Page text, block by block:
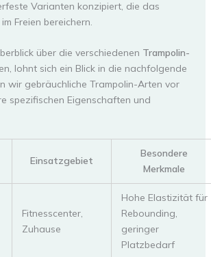
Varianten konzipiert, die das
Freien bereichern.
über die verschiedenen Trampolin-
lohnt sich ein Blick in die nachfolgende
wir gebräuchliche Trampolin-Arten vor
spezifischen Eigenschaften und
Einsatzgebiet
Besondere
Merkmale
Fitnesscenter,
Zuhause
Hohe Elastizität für
Rebounding,
geringer
Platzbedarf